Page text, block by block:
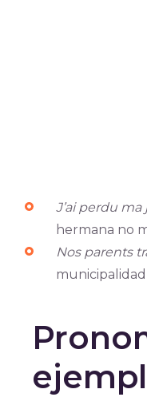
J’ai perdu
hermana no
Nos parents